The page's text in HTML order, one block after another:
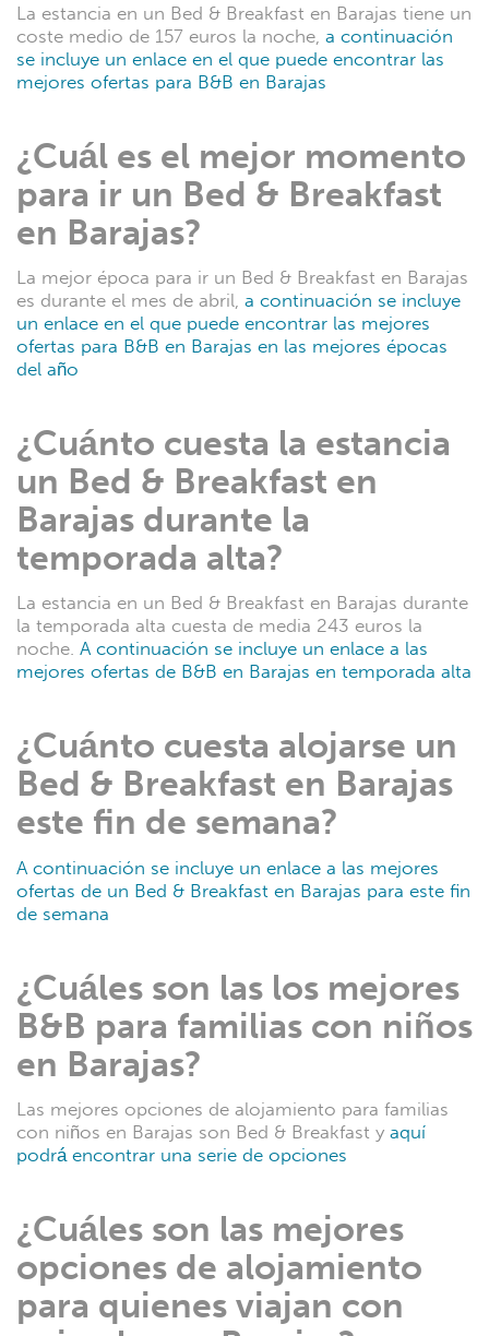
La estancia en un Bed & Breakfast en Barajas tiene un
coste medio de 157 euros la noche, a continuación
se incluye un enlace en el que puede encontrar las
mejores ofertas para B&B en Barajas
¿Cuál es el mejor momento
para ir un Bed & Breakfast
en Barajas?
La mejor época para ir un Bed & Breakfast en Barajas
es durante el mes de abril, a continuación se incluye
un enlace en el que puede encontrar las mejores
ofertas para B&B en Barajas en las mejores épocas
del año
¿Cuánto cuesta la estancia
un Bed & Breakfast en
Barajas durante la
temporada alta?
La estancia en un Bed & Breakfast en Barajas durante
la temporada alta cuesta de media 243 euros la
noche. A continuación se incluye un enlace a las
mejores ofertas de B&B en Barajas en temporada alta
¿Cuánto cuesta alojarse un
Bed & Breakfast en Barajas
este fin de semana?
A continuación se incluye un enlace a las mejores
ofertas de un Bed & Breakfast en Barajas para este fin
de semana
¿Cuáles son las los mejores
B&B para familias con niños
en Barajas?
Las mejores opciones de alojamiento para familias
con niños en Barajas son Bed & Breakfast y aquí
podrá encontrar una serie de opciones
¿Cuáles son las mejores
opciones de alojamiento
para quienes viajan con